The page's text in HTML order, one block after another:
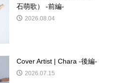
石萌歌） -前編-
2026.08.04
Cover Artist | Chara -後編-
2026.07.15